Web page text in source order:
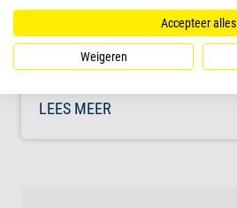
Duurzamheid
LEES MEER
Accepteer alles
Weigeren